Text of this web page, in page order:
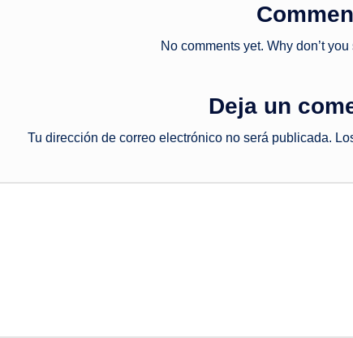
No comments yet. Why don’t
Deja un
Tu dirección de correo electrónico no será publicada.